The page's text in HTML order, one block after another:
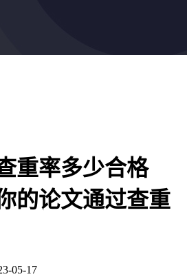
重率多少合格
的论文通过查重
05-17